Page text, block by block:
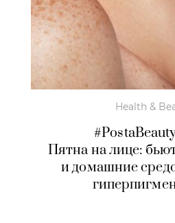
Health &
Пятна на лице:
и домашние